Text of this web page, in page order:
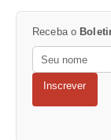
Receba o
Inscrever